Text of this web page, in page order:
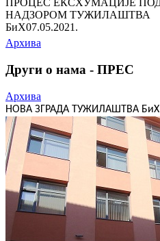
ПРОЦЕС ЕКСХУМАЦИЈЕ ПОД
НАДЗОРОМ ТУЖИЛАШТВА
БиХ07.05.2021.
Архива
Други о нама - ПРЕС
Архива
НОВА ЗГРАДА ТУЖИЛАШТВА БиХ